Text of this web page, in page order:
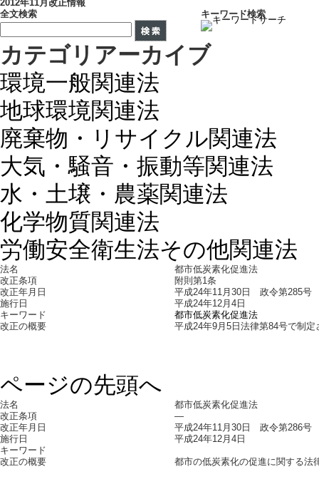
2012年11月改正情報
全文検索
キーワード検索
カテゴリアーカイブ
環境一般関連法
地球環境関連法
廃棄物・リサイクル関連法
大気・騒音・振動等関連法
水・土壌・農薬関連法
化学物質関連法
労働安全衛生法その他関連法
法名
都市低炭素化促進法
改正条項
附則第1条
改正年月日
平成24年11月30日 政令第285号
施行日
平成24年12月4日
キーワード
都市低炭素化促進法
改正の概要
平成24年9月5日法律第84号で制
ページの先頭へ
法名
都市低炭素化促進法
改正条項
―
改正年月日
平成24年11月30日 政令第286号
施行日
平成24年12月4日
キーワード
改正の概要
都市の低炭素化の促進に関する法